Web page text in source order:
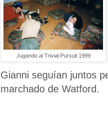
Jugando al Trivial Pursuit 1999
Gianni seguían juntos
marchado de Watford.